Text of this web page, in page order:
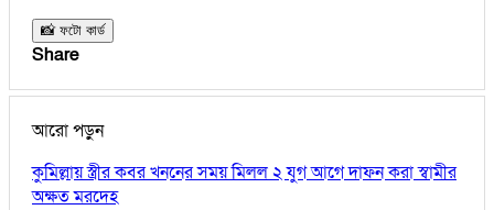
📸 ফটো কার্ড
Share
আরো পড়ুন
কুমিল্লায় স্ত্রীর কবর খননের সময় মিলল ২ যুগ আগে দাফন করা স্বামীর
অক্ষত মরদেহ